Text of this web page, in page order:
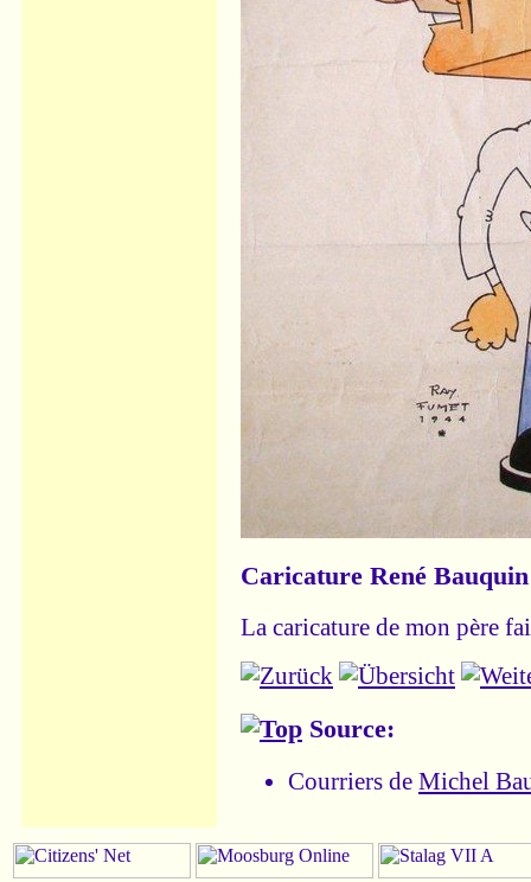
Caricature René Bauquin
La caricature de mon père
Source:
Courriers de Michel